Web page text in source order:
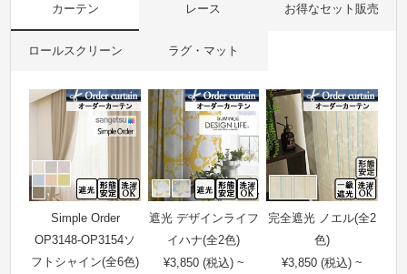
カーテン レース お得なセット販売
ロールスクリーン ラグ・マット
Simple Order
OP3148-OP3154ソ
フトシャイン(全6色)
遮光 デザインライフ
イハナ(全2色)
¥3,850 (税込) ~
完全遮光 ノエル(全2
色)
¥3,850 (税込) ~